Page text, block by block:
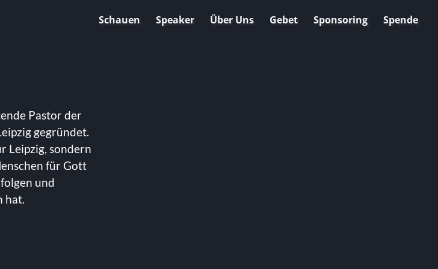
Schauen Speaker Über Uns Gebet Sponsoring Spende
Pastor der
gegründet.
Leipzig, sondern
für Gott
und
hat.